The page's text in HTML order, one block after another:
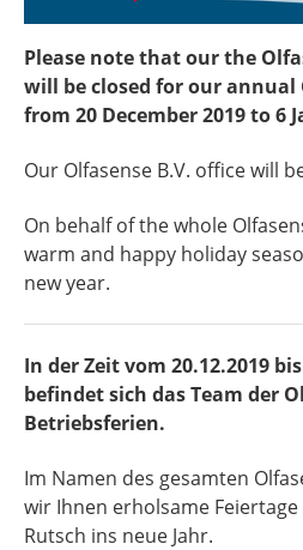
Please note that our the
will be closed for our
from 20 December 2019 to 6
Our Olfasense B.V. office will
On behalf of the whole
warm and happy holiday
new year.
In der Zeit vom 20.12.2019
befindet sich das Team der
Betriebsferien.
Im Namen des gesamten
wir Ihnen erholsame
Rutsch ins neue Jahr.